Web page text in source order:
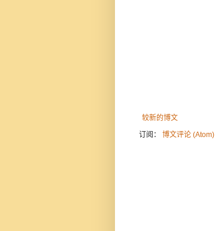
较新的博文
订阅： 博文评论 (Atom)